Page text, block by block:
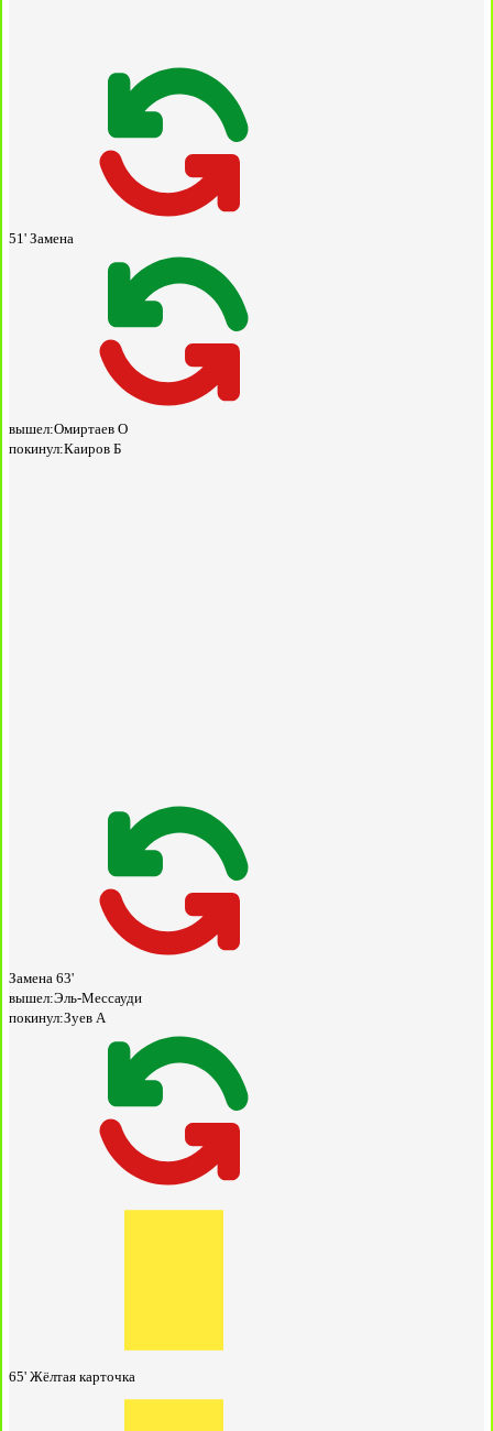
51' Замена
вышел:Омиртаев О
покинул:Каиров Б
Замена 63'
вышел:Эль-Мессауди
покинул:Зуев А
65' Жёлтая карточка